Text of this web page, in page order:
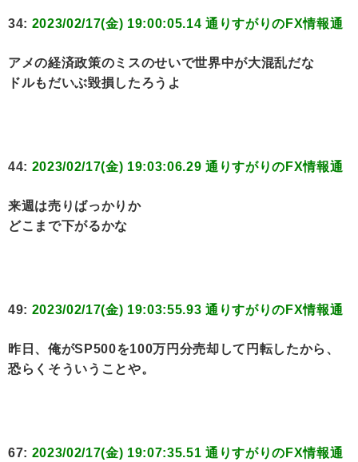
34: 2023/02/17(金) 19:00:05.14 通りすがりのFX情報通
アメの経済政策のミスのせいで世界中が大混乱だな
ドルもだいぶ毀損したろうよ
44: 2023/02/17(金) 19:03:06.29 通りすがりのFX情報通
来週は売りばっかりか
どこまで下がるかな
49: 2023/02/17(金) 19:03:55.93 通りすがりのFX情報通
昨日、俺がSP500を100万円分売却して円転したから、
恐らくそういうことや。
67: 2023/02/17(金) 19:07:35.51 通りすがりのFX情報通